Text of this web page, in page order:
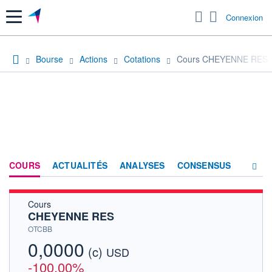
Menu Connexion
Bourse Actions Cotations Cours CHEYENNE RES
COURS ACTUALITÉS ANALYSES CONSENSUS
Cours
CHEYENNE RES
OTCBB
0,0000 (c) USD
-100,00%